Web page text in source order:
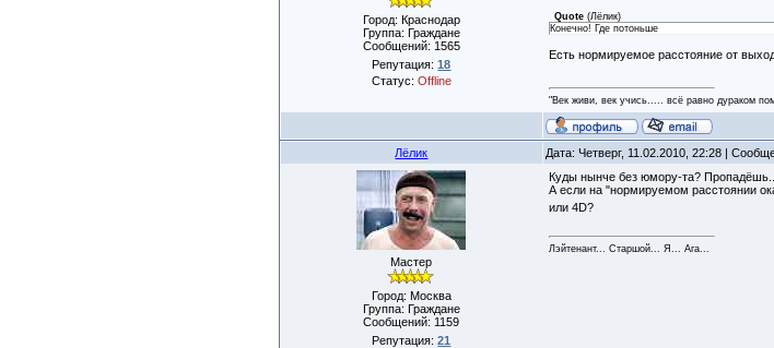
Город: Краснодар
Группа: Граждане
Сообщений: 1565
Репутация:18
Статус: Offline
Quote(Лёлик)
Конечно! Где потоньше
Есть нормируемое расстояние от
"Век живи, век учись..... всё равно дураком
Лёлик Дата: Четверг, 11.02.2010, 22:28 |
Мастер
Город: Москва
Группа: Граждане
Сообщений: 1159
Репутация:21
Куды нынче без юмору-та? Пропадёшь...
А если на "нормируемом расстоянии
или 4D?
Лэйтенант... Старшой... Я... Ага...